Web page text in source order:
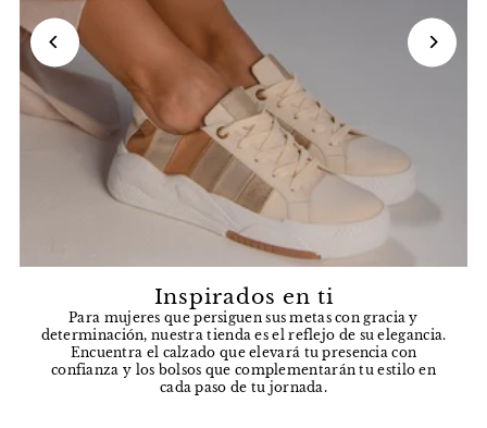
Inspirados en ti
Para mujeres que persiguen sus metas con gracia y
determinación, nuestra tienda es el reflejo de su elegancia.
Encuentra el calzado que elevará tu presencia con
confianza y los bolsos que complementarán tu estilo en
cada paso de tu jornada.